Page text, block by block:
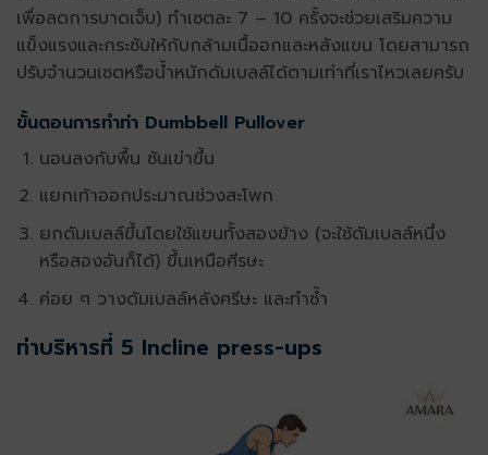
เพื่อลดการบาดเจ็บ) ทำเซตละ 7 – 10 ครั้งจะช่วยเสริมความ
แข็งแรงและกระชับให้กับกล้ามเนื้ออกและหลังแขน โดยสามารถ
ปรับจำนวนเซตหรือน้ำหนักดัมเบลล์ได้ตามเท่าที่เราไหวเลยครับ
ขั้นตอนการทำท่า Dumbbell Pullover
นอนลงกับพื้น ชันเข่าขึ้น
แยกเท้าออกประมาณช่วงสะโพก
ยกดัมเบลล์ขึ้นโดยใช้แขนทั้งสองข้าง (จะใช้ดัมเบลล์หนึ่ง
หรือสองอันก็ได้) ขึ้นเหนือศีรษะ
ค่อย ๆ วางดัมเบลล์หลังศรีษะ และทำซ้ำ
ท่าบริหารที่ 5 Incline press-ups